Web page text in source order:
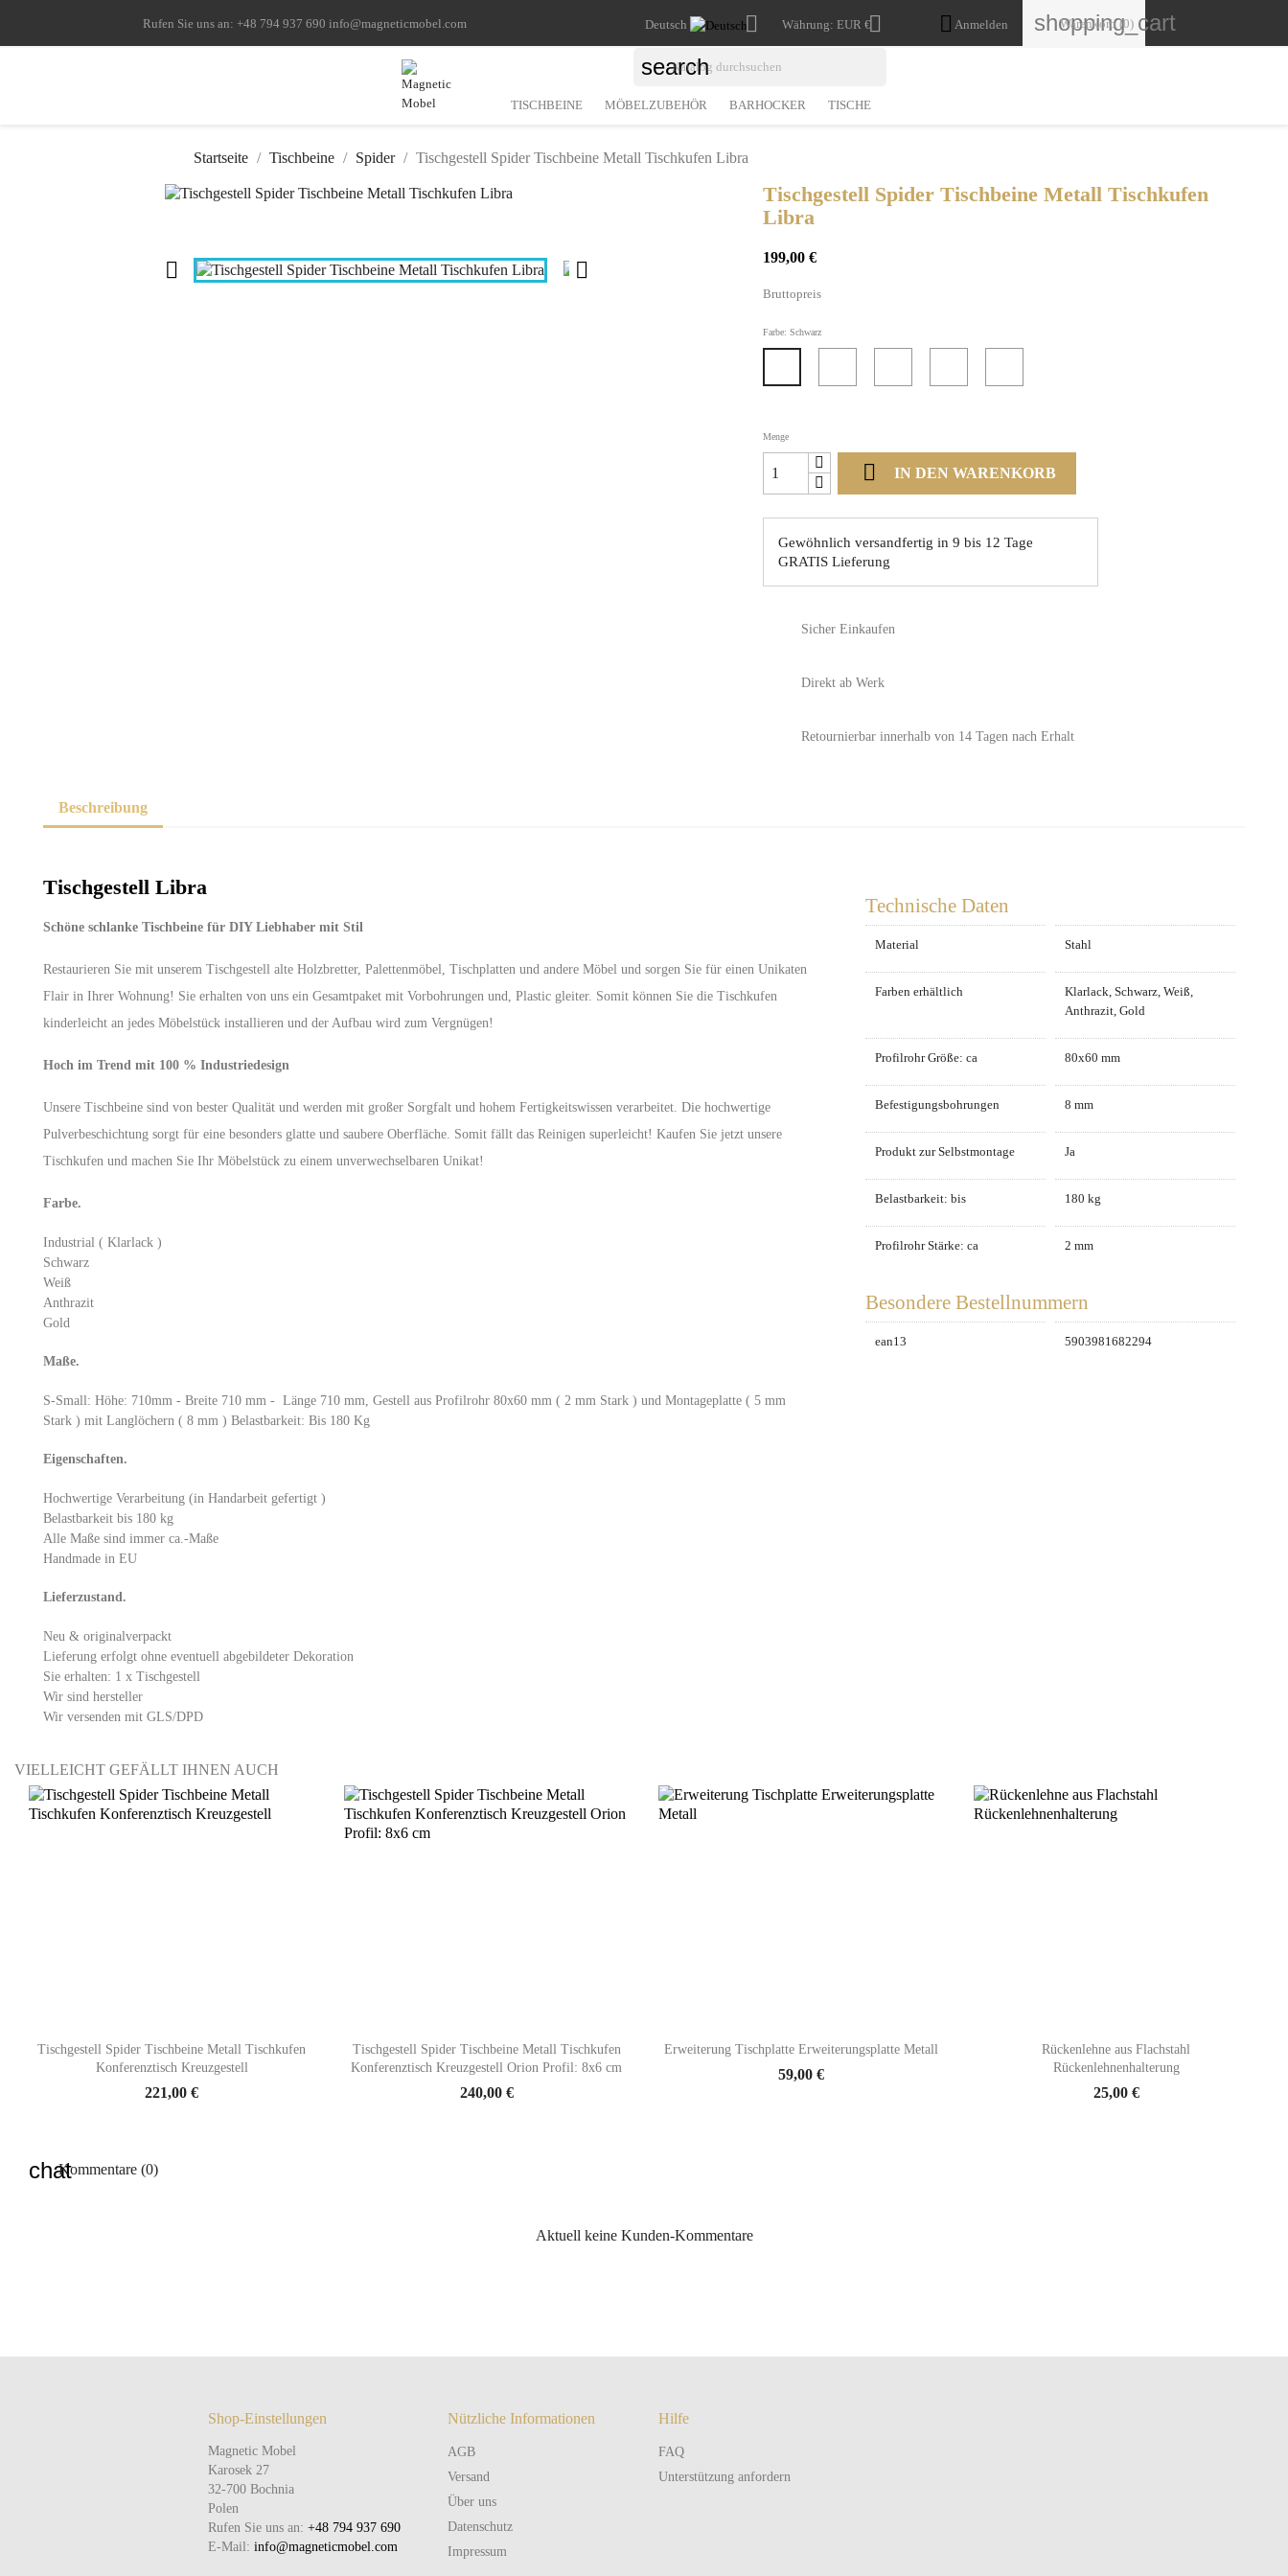
Rufen Sie uns an:+48 794 937 690 info@magneticmobel.com Deutsch  Währung: EUR €  Anmelden shopping_cart
Warenkorb (0)
search
TISCHBEINE MÖBELZUBEHÖR BARHOCKER TISCHE
Startseite Tischbeine Spider Tischgestell Spider Tischbeine Metall Tischkufen Libra
 
Tischgestell Spider Tischbeine Metall Tischkufen
Libra
199,00 €
Bruttopreis
Farbe: Schwarz
Menge
 IN DEN WARENKORB
Gewöhnlich versandfertig in 9 bis 12 Tage
GRATIS Lieferung
Sicher Einkaufen
Direkt ab Werk
Retournierbar innerhalb von 14 Tagen nach Erhalt
Beschreibung
Tischgestell Libra
Schöne schlanke Tischbeine für DIY Liebhaber mit Stil
Restaurieren Sie mit unserem Tischgestell alte Holzbretter, Palettenmöbel, Tischplatten und andere Möbel und sorgen Sie für einen Unikaten
Flair in Ihrer Wohnung! Sie erhalten von uns ein Gesamtpaket mit Vorbohrungen und, Plastic gleiter. Somit können Sie die Tischkufen
kinderleicht an jedes Möbelstück installieren und der Aufbau wird zum Vergnügen!
Hoch im Trend mit 100 % Industriedesign
Unsere Tischbeine sind von bester Qualität und werden mit großer Sorgfalt und hohem Fertigkeitswissen verarbeitet. Die hochwertige
Pulverbeschichtung sorgt für eine besonders glatte und saubere Oberfläche. Somit fällt das Reinigen superleicht! Kaufen Sie jetzt unsere
Tischkufen und machen Sie Ihr Möbelstück zu einem unverwechselbaren Unikat!
Farbe.
Industrial ( Klarlack )
Schwarz
Weiß
Anthrazit
Gold
Maße.
S-Small: Höhe: 710mm - Breite 710 mm - Länge 710 mm, Gestell aus Profilrohr 80x60 mm ( 2 mm Stark ) und Montageplatte ( 5 mm
Stark ) mit Langlöchern ( 8 mm ) Belastbarkeit: Bis 180 Kg
Eigenschaften.
Hochwertige Verarbeitung (in Handarbeit gefertigt )
Belastbarkeit bis 180 kg
Alle Maße sind immer ca.-Maße
Handmade in EU
Lieferzustand.
Neu & originalverpackt
Lieferung erfolgt ohne eventuell abgebildeter Dekoration
Sie erhalten: 1 x Tischgestell
Wir sind hersteller
Wir versenden mit GLS/DPD
Technische Daten
Material Stahl
Farben erhältlich
Klarlack, Schwarz, Weiß,
Anthrazit, Gold
Profilrohr Größe: ca 80x60 mm
Befestigungsbohrungen 8 mm
Produkt zur Selbstmontage Ja
Belastbarkeit: bis 180 kg
Profilrohr Stärke: ca 2 mm
Besondere Bestellnummern
ean13 5903981682294
VIELLEICHT GEFÄLLT IHNEN AUCH
 Vorschau
Tischgestell Spider Tischbeine Metall Tischkufen
Konferenztisch Kreuzgestell
221,00 €
 Vorschau
Tischgestell Spider Tischbeine Metall Tischkufen
Konferenztisch Kreuzgestell Orion Profil: 8x6 cm
240,00 €
 Vorschau
Erweiterung Tischplatte Erweiterungsplatte Metall
59,00 €
 Vorschau
Rückenlehne aus Flachstahl
Rückenlehnenhalterung
25,00 €
Kommentare (0)
Aktuell keine Kunden-Kommentare
Shop-Einstellungen
Magnetic Mobel
Karosek 27
32-700 Bochnia
Polen
Rufen Sie uns an: +48 794 937 690
E-Mail: info@magneticmobel.com
Nützliche Informationen
AGB
Versand
Über uns
Datenschutz
Impressum
Hilfe
FAQ
Unterstützung anfordern